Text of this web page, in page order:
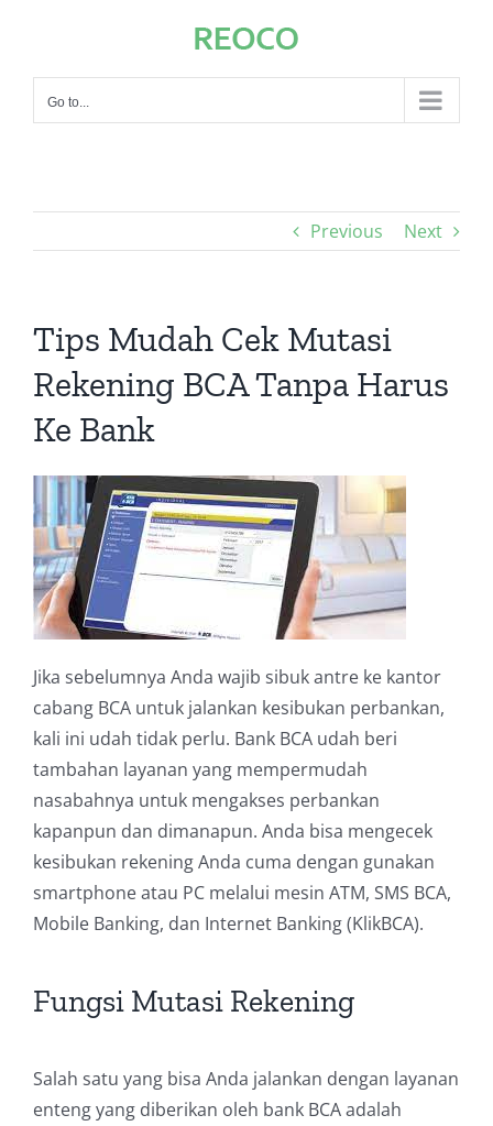
content
Go to...
Previous Next
Tips Mudah Cek Mutasi
Rekening BCA Tanpa Harus
Ke Bank
Jika sebelumnya Anda wajib sibuk antre ke kantor
cabang BCA untuk jalankan kesibukan perbankan,
kali ini udah tidak perlu. Bank BCA udah beri
tambahan layanan yang mempermudah
nasabahnya untuk mengakses perbankan
kapanpun dan dimanapun. Anda bisa mengecek
kesibukan rekening Anda cuma dengan gunakan
smartphone atau PC melalui mesin ATM, SMS BCA,
Mobile Banking, dan Internet Banking (KlikBCA).
Fungsi Mutasi Rekening
Salah satu yang bisa Anda jalankan dengan layanan
enteng yang diberikan oleh bank BCA adalah